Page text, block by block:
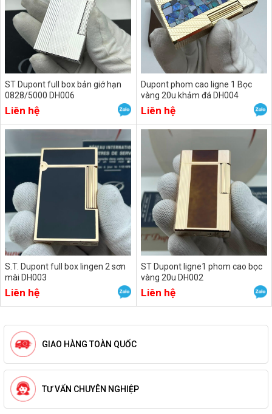
ST Dupont full box bản giớ hạn
0828/5000 DH006
Liên hệ
Dupont phom cao ligne 1 Bọc
vàng 20u khảm đá DH004
Liên hệ
S.T. Dupont full box lingen 2 sơn
mài DH003
Liên hệ
ST Dupont ligne1 phom cao bọc
vàng 20u DH002
Liên hệ
GIAO HÀNG TOÀN QUỐC
TƯ VẤN CHUYÊN NGHIỆP